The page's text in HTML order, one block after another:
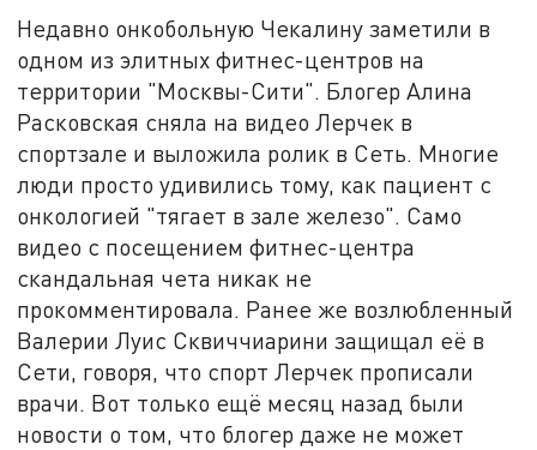
Недавно онкобольную Чекалину заметили в
одном из элитных фитнес-центров на
территории "Москвы-Сити". Блогер Алина
Расковская сняла на видео Лерчек в
спортзале и выложила ролик в Сеть. Многие
люди просто удивились тому, как пациент с
онкологией "тягает в зале железо". Само
видео с посещением фитнес-центра
скандальная чета никак не
прокомментировала. Ранее же возлюбленный
Валерии Луис Сквиччиарини защищал её в
Сети, говоря, что спорт Лерчек прописали
врачи. Вот только ещё месяц назад были
новости о том, что блогер даже не может